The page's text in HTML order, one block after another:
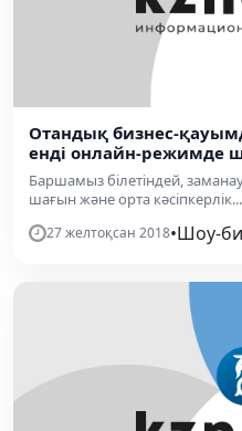
Отандық бизнес-
енді онлайн-режимде
Баршамыз білетіндей,
шағын және орта кәсіпкерлік...
27 желтоқсан 2018•Шоу-